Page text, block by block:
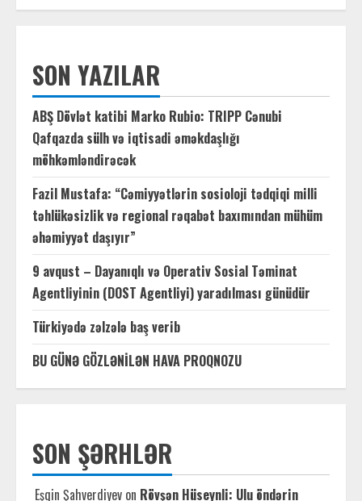
SON YAZILAR
ABŞ Dövlət katibi Marko Rubio: TRIPP Cənubi
Qafqazda sülh və iqtisadi əməkdaşlığı
möhkəmləndirəcək
Fazil Mustafa: “Cəmiyyətlərin sosioloji tədqiqi milli
təhlükəsizlik və regional rəqabət baxımından mühüm
əhəmiyyət daşıyır”
9 avqust – Dayanıqlı və Operativ Sosial Təminat
Agentliyinin (DOST Agentliyi) yaradılması günüdür
Türkiyədə zəlzələ baş verib
BU GÜNƏ GÖZLƏNİLƏN HAVA PROQNOZU
SON ŞƏRHLƏR
Eşqin Şahverdiyev on Rövşən Hüseynli: Ulu öndərin